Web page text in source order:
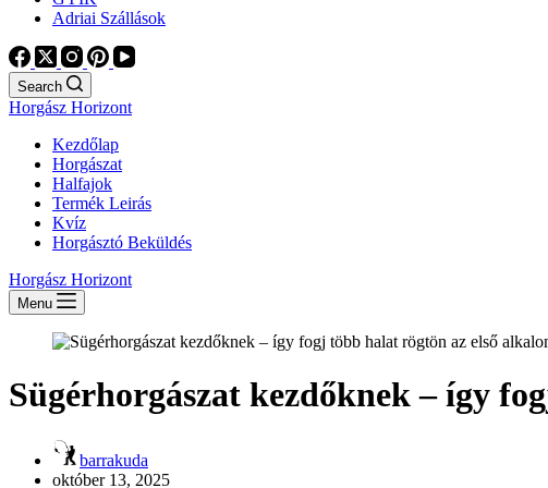
Adriai Szállások
Search
Horgász Horizont
Kezdőlap
Horgászat
Halfajok
Termék Leirás
Kvíz
Horgásztó Beküldés
Horgász Horizont
Menu
Sügérhorgászat kezdőknek – így
barrakuda
október 13, 2025